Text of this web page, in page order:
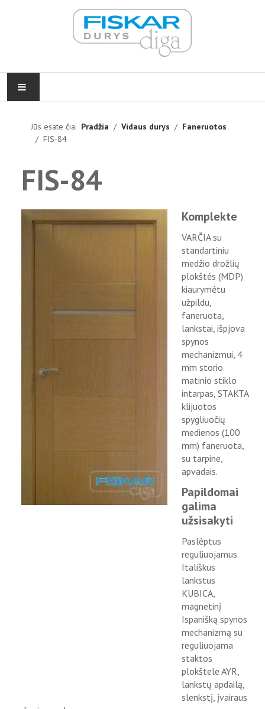
VIDAUS DURYS
LAUKO DURYS
Jūs esate čia: Pradžia Vidaus durys
Faneruotos
FIS-84
FIS-84
Komplekte
VARČIA su
standartiniu
medžio drožlių
plokštės (MDP)
kiaurymėtu
užpildu,
faneruota,
lankstai, išpjova
spynos
mechanizmui, 4
mm storio
matinio stiklo
intarpas, STAKTA
klijuotos
spygliuočių
medienos (100
mm) faneruota,
su tarpine,
apvadais.
Papildomai
galima
užsisakyti
Paslėptus
reguliuojamus
Itališkus
lankstus
KUBICA,
magnetinį
Ispanišką spynos
mechanizmą su
reguliuojama
staktos
plokštele AYR,
lankstų apdailą,
slenkstį, įvairaus